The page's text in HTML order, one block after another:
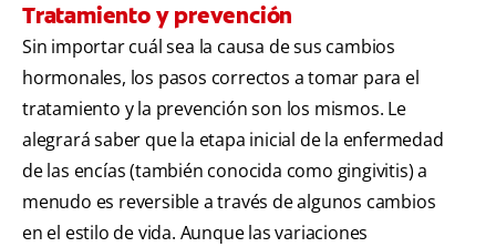
Tratamiento y prevención
Sin importar cuál sea la causa de sus cambios
hormonales, los pasos correctos a tomar para el
tratamiento y la prevención son los mismos. Le
alegrará saber que la etapa inicial de la enfermedad
de las encías (también conocida como gingivitis) a
menudo es reversible a través de algunos cambios
en el estilo de vida. Aunque las variaciones